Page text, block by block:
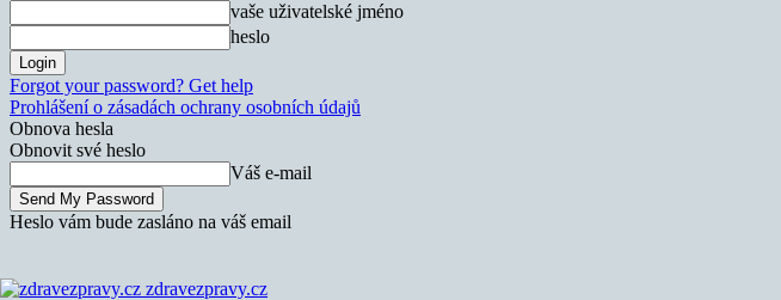
vaše uživatelské jméno
heslo
Forgot your password? Get help
Prohlášení o zásadách ochrany osobních údajů
Obnova hesla
Obnovit své heslo
Váš e-mail
Heslo vám bude zasláno na váš email
zdravezpravy.cz